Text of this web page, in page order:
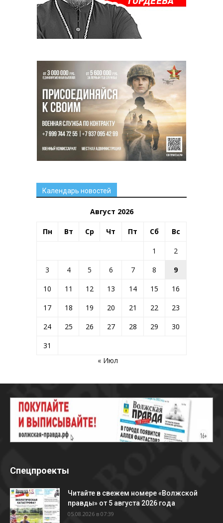
Календарь новостей
Август 2026
Пн Вт Ср Чт Пт Сб Вс
1
2
3
4 5 6 7 8
9
10
11 12 13 14 15
16
17
18 19 20 21 22
23
24
25 26 27 28 29
30
31
« Июл
Спецпроекты
Читайте в свежем номере «Волжской
правды» от 5 августа 2026 года
05.08.2026 в 07:39